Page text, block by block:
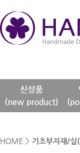
신상품
(new product)
HOME > 기초부자재/